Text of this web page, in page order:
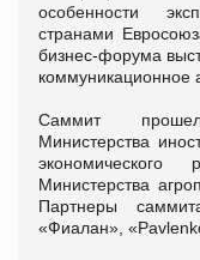
особенности
странами
бизнес-форума
коммуникационное
Саммит прошел
Министерства
Министерства
Партнеры
«Фиалан»,